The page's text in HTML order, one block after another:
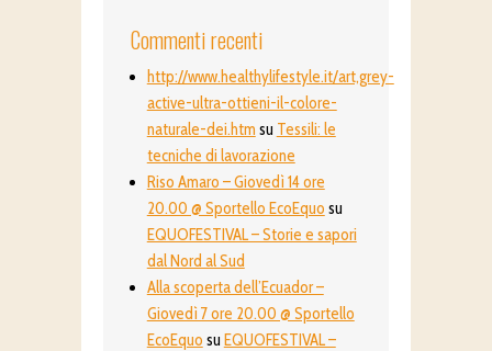
Commenti recenti
http://www.healthylifestyle.it/art,grey-
active-ultra-ottieni-il-colore-
naturale-dei.htm su Tessili: le
tecniche di lavorazione
Riso Amaro – Giovedì 14 ore
20.00 @ Sportello EcoEquo su
EQUOFESTIVAL – Storie e sapori
dal Nord al Sud
Alla scoperta dell’Ecuador –
Giovedì 7 ore 20.00 @ Sportello
EcoEquo su EQUOFESTIVAL –